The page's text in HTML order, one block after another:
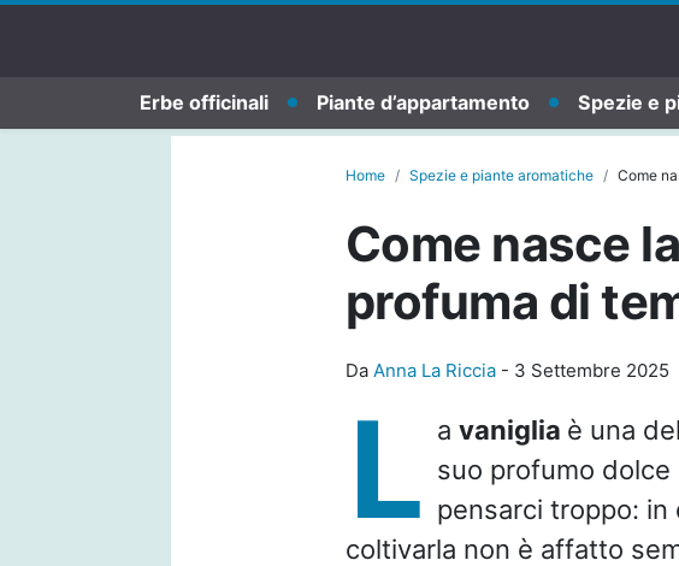
Erbe officinali Piante d’appartamento Spezie e
Home Spezie e piante aromatiche Come
Come nasce
profuma di
Da Anna La Riccia- 3 Settembre 2025
L a vaniglia è una
suo profumo dolce
pensarci troppo: in
coltivarla non è affatto